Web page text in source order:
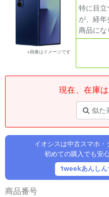
※画像はイメージです
特に目立
が、経
商品にな
現在、在庫
似た
イオシスは中古スマホ
初めての購入でも安
1weekあんしん
商品番号
フリーワード
人気の検索ワード：Let's note
「スマートフォン」「タブレット」など
メーカー
製造、販売メーカーの絞り込み
機能・特徴
商品の搭載機能による絞り込み